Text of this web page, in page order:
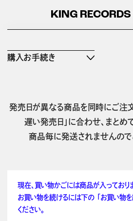
KING RECORDS
購入お手続き
発売日が異なる商品を同時にご注
遅い発売日」に合わせ、まとめ
商品毎に発送されませんので
現在、買い物かごには商品が入っており
お買い物を続けるには下の 「お買い物を
ください。